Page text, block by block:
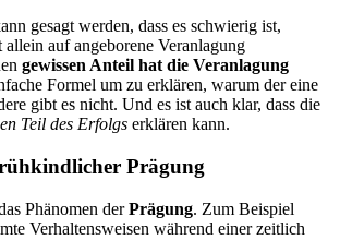
gesagt werden, dass es schwierig ist,
allein auf angeborene Veranlagung
gewissen Anteil hat die Veranlagung
Formel um zu erklären, warum der eine
gibt es nicht. Und es ist auch klar, dass die
Teil des Erfolgs erklären kann.
Prägung
Phänomen derPrägung. Zum Beispiel
Verhaltensweisen während einer zeitlich